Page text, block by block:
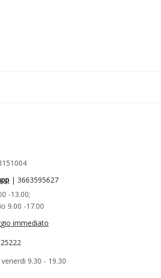
| 3663595627
-13.00;
9.00 -17.00
immediato
9.30 - 19.30